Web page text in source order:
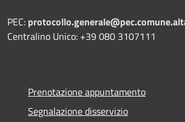
PEC:
Centralino Unico: +39 080 3107111
Prenotazione appuntamento
Segnalazione disservizio